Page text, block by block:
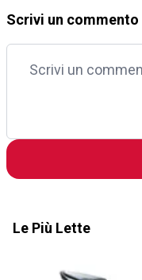
Scrivi un commento
Le Più Lette